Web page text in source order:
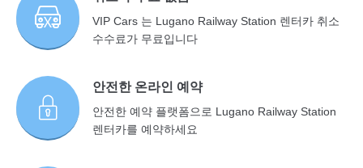
VIP Cars 는 Lugano Railway Station 렌터카 취소
수수료가 무료입니다
안전한 온라인 예약
안전한 예약 플랫폼으로 Lugano Railway Station
렌터카를 예약하세요